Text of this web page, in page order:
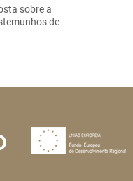
sobre a
de